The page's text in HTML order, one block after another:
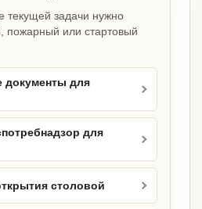
текущей задачи нужно
пожарный или стартовый
документы для
для
столовой